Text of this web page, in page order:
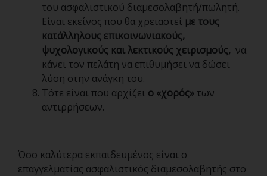
του ασφαλιστικού διαμεσολαβητή/πωλητή.
Είναι εκείνος που θα χρειαστεί με τους
κατάλληλους επικοινωνιακούς,
ψυχολογικούς και λεκτικούς χειρισμούς, να
κάνει τον πελάτη να επιθυμήσει να δώσει
λύση στην ανάγκη του.
Τότε είναι που αρχίζει ο «χορός» των
αντιρρήσεων.
Όσο καλύτερα εκπαιδευμένος είναι ο
επαγγελματίας ασφαλιστικός διαμεσολαβητής στο